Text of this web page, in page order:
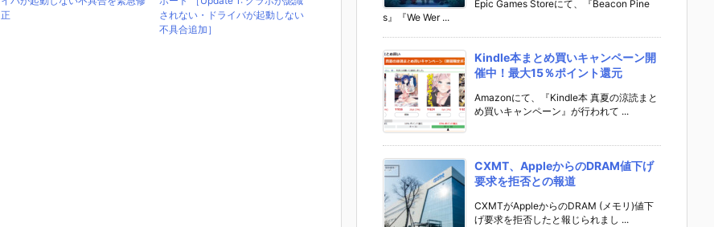
正
されない・ドライバが起動しない
不具合追加］
Epic Games Storeにて、『Beacon Pine
s』『We Wer ...
Kindle本まとめ買いキャンペーン開
催中！最大15％ポイント還元
Amazonにて、『Kindle本 真夏の涼読まと
め買いキャンペーン』が行われて ...
CXMT、AppleからのDRAM値下げ
要求を拒否との報道
CXMTがAppleからのDRAM (メモリ)値下
げ要求を拒否したと報じられまし ...